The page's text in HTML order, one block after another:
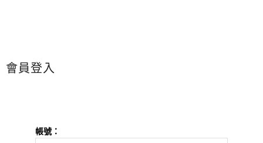
會員登入
帳號：